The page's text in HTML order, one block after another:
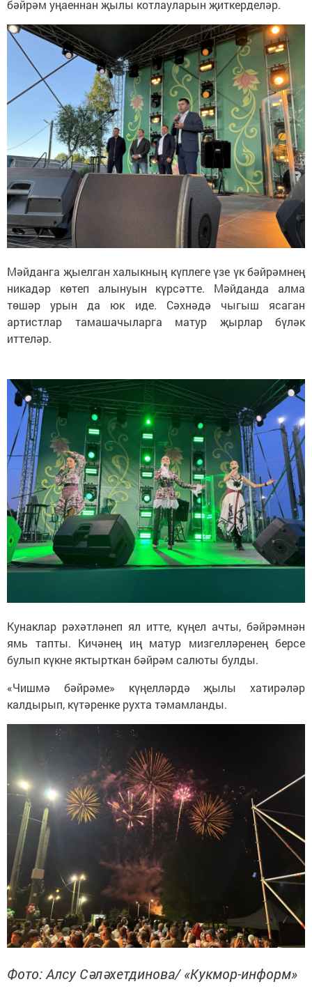
бәйрәм уңаеннан җылы котлауларын җиткерделәр.
Мәйданга җыелган халыкның күплеге үзе үк бәйрәмнең
никадәр көтеп алынуын күрсәтте. Мәйданда алма
төшәр урын да юк иде. Сәхнәдә чыгыш ясаган
артистлар тамашачыларга матур җырлар бүләк
иттеләр.
Кунаклар рәхәтләнеп ял итте, күңел ачты, бәйрәмнән
ямь тапты. Кичәнең иң матур мизгелләренең берсе
булып күкне яктырткан бәйрәм салюты булды.
«Чишмә бәйрәме» күңелләрдә җылы хатирәләр
калдырып, күтәренке рухта тәмамланды.
Фото: Алсу Сәләхетдинова/ «Кукмор-информ»